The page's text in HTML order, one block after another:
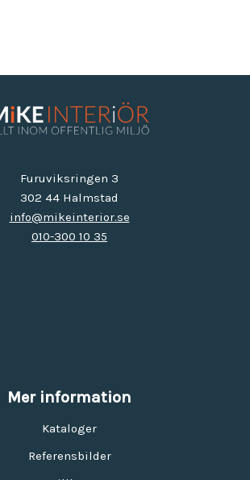
Furuviksringen 3
302 44 Halmstad
info@mikeinterior.se
010-300 10 35
Mer information
Kataloger
Referensbilder